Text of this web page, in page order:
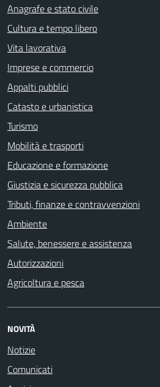
Anagrafe e stato civile
Cultura e tempo libero
Vita lavorativa
Imprese e commercio
Appalti pubblici
Catasto e urbanistica
Turismo
Mobilità e trasporti
Educazione e formazione
Giustizia e sicurezza pubblica
Tributi, finanze e contravvenzioni
Ambiente
Salute, benessere e assistenza
Autorizzazioni
Agricoltura e pesca
NOVITÀ
Notizie
Comunicati